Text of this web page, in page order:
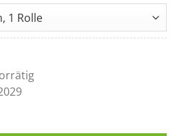
bis
153,06 €